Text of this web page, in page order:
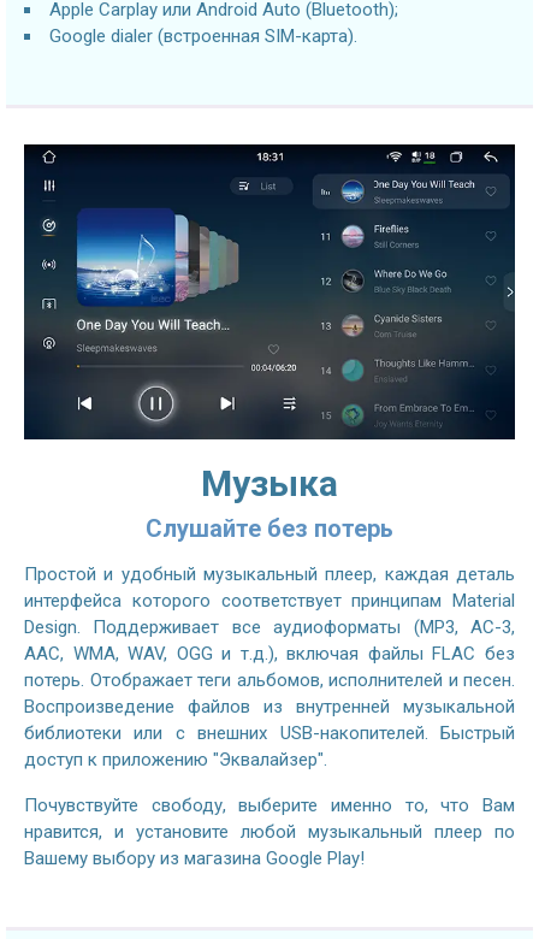
Apple Carplay или Android Auto (Bluetooth);
Google dialer (встроенная SIM-карта).
Музыка
Слушайте без потерь
Простой и удобный музыкальный плеер, каждая деталь
интерфейса которого соответствует принципам Material
Design. Поддерживает все аудиоформаты (MP3, AC-3,
AAC, WMA, WAV, OGG и т.д.), включая файлы FLAC без
потерь. Отображает теги альбомов, исполнителей и песен.
Воспроизведение файлов из внутренней музыкальной
библиотеки или с внешних USB-накопителей. Быстрый
доступ к приложению "Эквалайзер".
Почувствуйте свободу, выберите именно то, что Вам
нравится, и установите любой музыкальный плеер по
Вашему выбору из магазина Google Play!